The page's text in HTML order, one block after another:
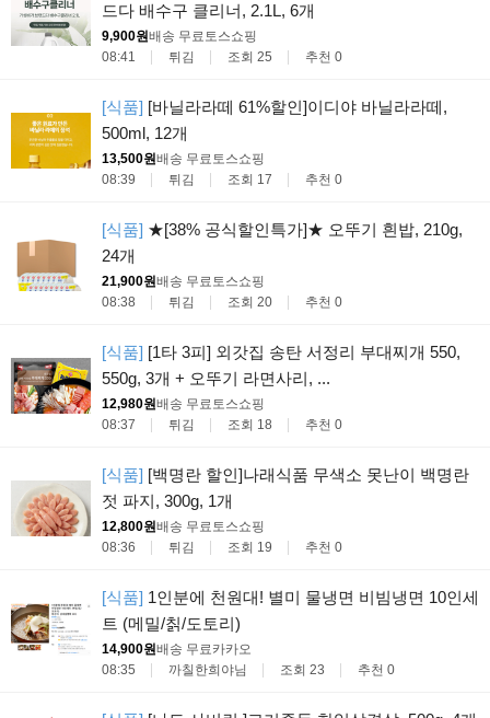
드다 배수구 클리너, 2.1L, 6개
9,900원배송 무료토스쇼핑
08:41
튀김 조회 25 추천 0
[식품] [바닐라라떼 61%할인]이디야 바닐라라떼,
500ml, 12개
13,500원배송 무료토스쇼핑
08:39
튀김 조회 17 추천 0
[식품] ★[38% 공식할인특가]★ 오뚜기 흰밥, 210g,
24개
21,900원배송 무료토스쇼핑
08:38
튀김 조회 20 추천 0
[식품] [1타 3피] 외갓집 송탄 서정리 부대찌개 550,
550g, 3개 + 오뚜기 라면사리, ...
12,980원배송 무료토스쇼핑
08:37
튀김 조회 18 추천 0
[식품] [백명란 할인]나래식품 무색소 못난이 백명란
젓 파지, 300g, 1개
12,800원배송 무료토스쇼핑
08:36
튀김 조회 19 추천 0
[식품] 1인분에 천원대! 별미 물냉면 비빔냉면 10인세
트 (메밀/칡/도토리)
14,900원배송 무료카카오
08:35
까칠한희야님 조회 23 추천 0